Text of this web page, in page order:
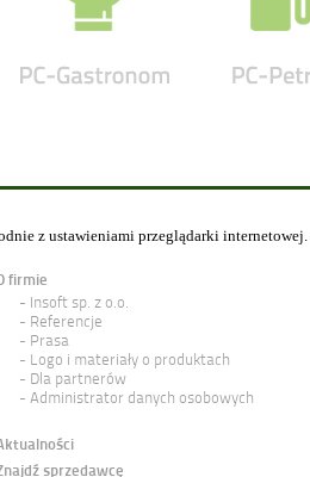
z ustawieniami przeglądarki internetowej.
firmie
Insoft sp. z o.o.
Referencje
Prasa
Logo i materiały o produktach
Dla partnerów
Administrator danych osobowych
sprzedawcę